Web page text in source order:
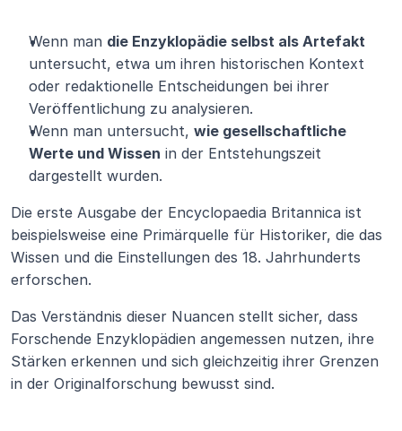
Wenn man die Enzyklopädie selbst als Artefakt
untersucht, etwa um ihren historischen Kontext
oder redaktionelle Entscheidungen bei ihrer
Veröffentlichung zu analysieren.
Wenn man untersucht, wie gesellschaftliche
Werte und Wissen in der Entstehungszeit
dargestellt wurden.
Die erste Ausgabe der Encyclopaedia Britannica ist
beispielsweise eine Primärquelle für Historiker, die das
Wissen und die Einstellungen des 18. Jahrhunderts
erforschen.
Das Verständnis dieser Nuancen stellt sicher, dass
Forschende Enzyklopädien angemessen nutzen, ihre
Stärken erkennen und sich gleichzeitig ihrer Grenzen
in der Originalforschung bewusst sind.